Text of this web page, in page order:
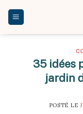
35 idées
jardin
POSTÉ LE